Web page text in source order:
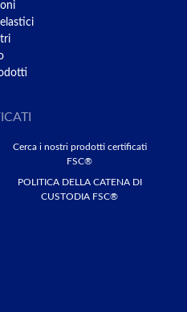
Cerca i nostri prodotti certificati
FSC®
POLITICA DELLA CATENA DI
CUSTODIA FSC®